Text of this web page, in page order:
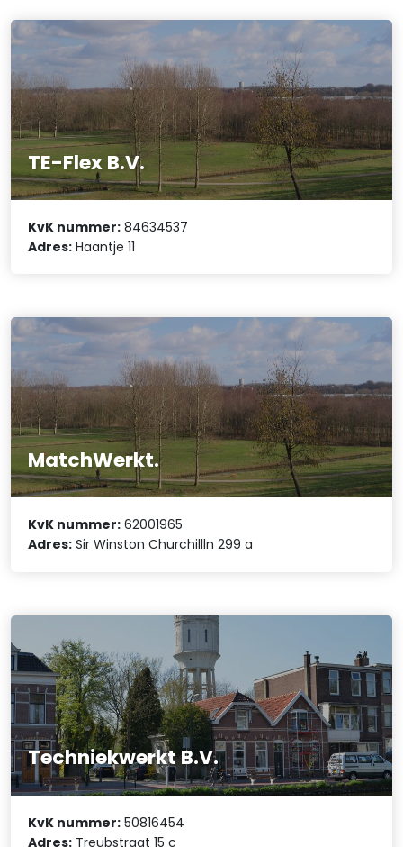
TE-Flex B.V.
KvK nummer: 84634537
Adres: Haantje 11
MatchWerkt.
KvK nummer: 62001965
Adres: Sir Winston Churchillln 299 a
Techniekwerkt B.V.
KvK nummer: 50816454
Adres: Treubstraat 15 c